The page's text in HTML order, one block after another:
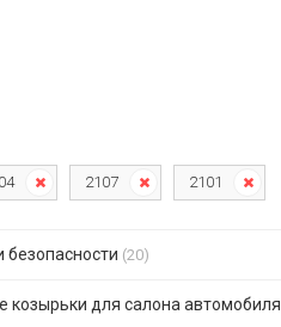
2107 2101
(20)
козырьки для салона автомобиля